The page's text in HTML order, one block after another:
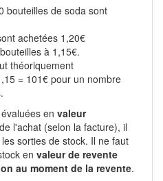
bouteilles de soda sont
achetées 1,20€
à 1,15€.
théoriquement
= 101€ pour un nombre
en valeur
l'achat (selon la facture), il
sorties de stock. Il ne faut
en valeur de revente
au moment de la revente.